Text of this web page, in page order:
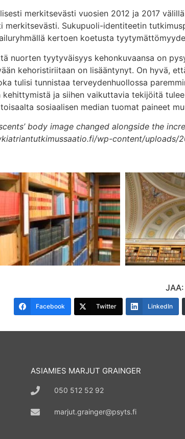
merkitsevästi vuosien 2012 ja 2017
Sukupuoli-identiteetin
kertoen koetusta
nuorten tyytyväisyys kehonkuvaansa on
kehoristiriitaan on lisääntynyt. On hyvä,
tulisi tunnistaa terveydenhuollossa
ja siihen vaikuttavia tekijöitä
sosiaalisen median tuomat paineet
body image changed alongside the
wp-content/uploads/
JAA:
Facebook Twitter LinkedIn
ASIAMIES MARJUT GRAINGER
050 512 52 92
marjut.grainger@psyts.fi